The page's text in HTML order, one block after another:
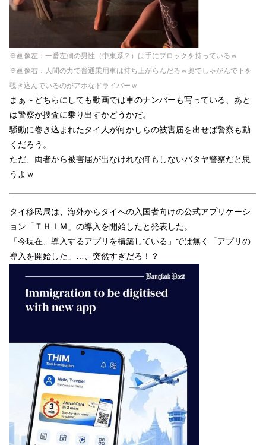
※画像左：一番左側の男性（中東系？）は手にブロックを持っているｗ
※画像右：人間の力で普通乗用車は持ち上がらんだろｗ奥でしゃがんで下を
覗き込んでいるのがアホなドライバーｗ
まぁ～どちらにしても動画では車のナンバーも写っている、あと
は警察が捜査に乗り出すかどうかだ。
騒動に巻き込まれたタイ人が何かしらの被害届を出せば警察も動
くだろう。
ただ、両者から被害届が出なけれな何もしないパタヤ警察だと思
うよｗ
タイ移民局は、海外からタイへの入国者向けの公式アプリケーシ
ョン「ＴＨＩＭ」の導入を開始したと発表した。
「今現在、導入するアプリを構築している」では無く「アプリの
導入を開始した」…、突然すぎだろ！？